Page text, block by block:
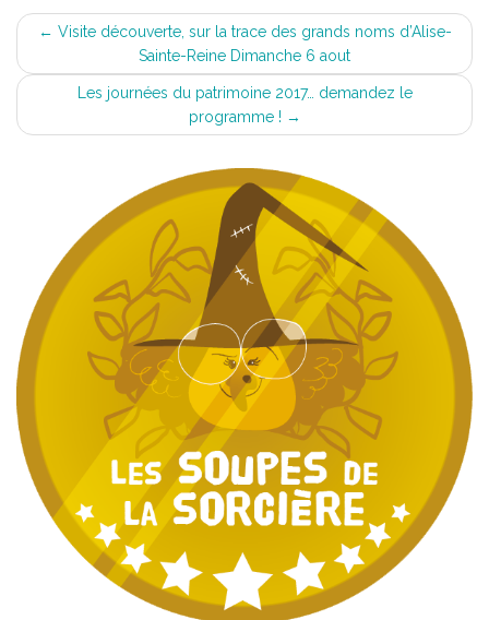
Post
navigation
← Visite découverte, sur la trace des grands noms d’Alise-
Sainte-Reine Dimanche 6 aout
Les journées du patrimoine 2017… demandez le
programme ! →